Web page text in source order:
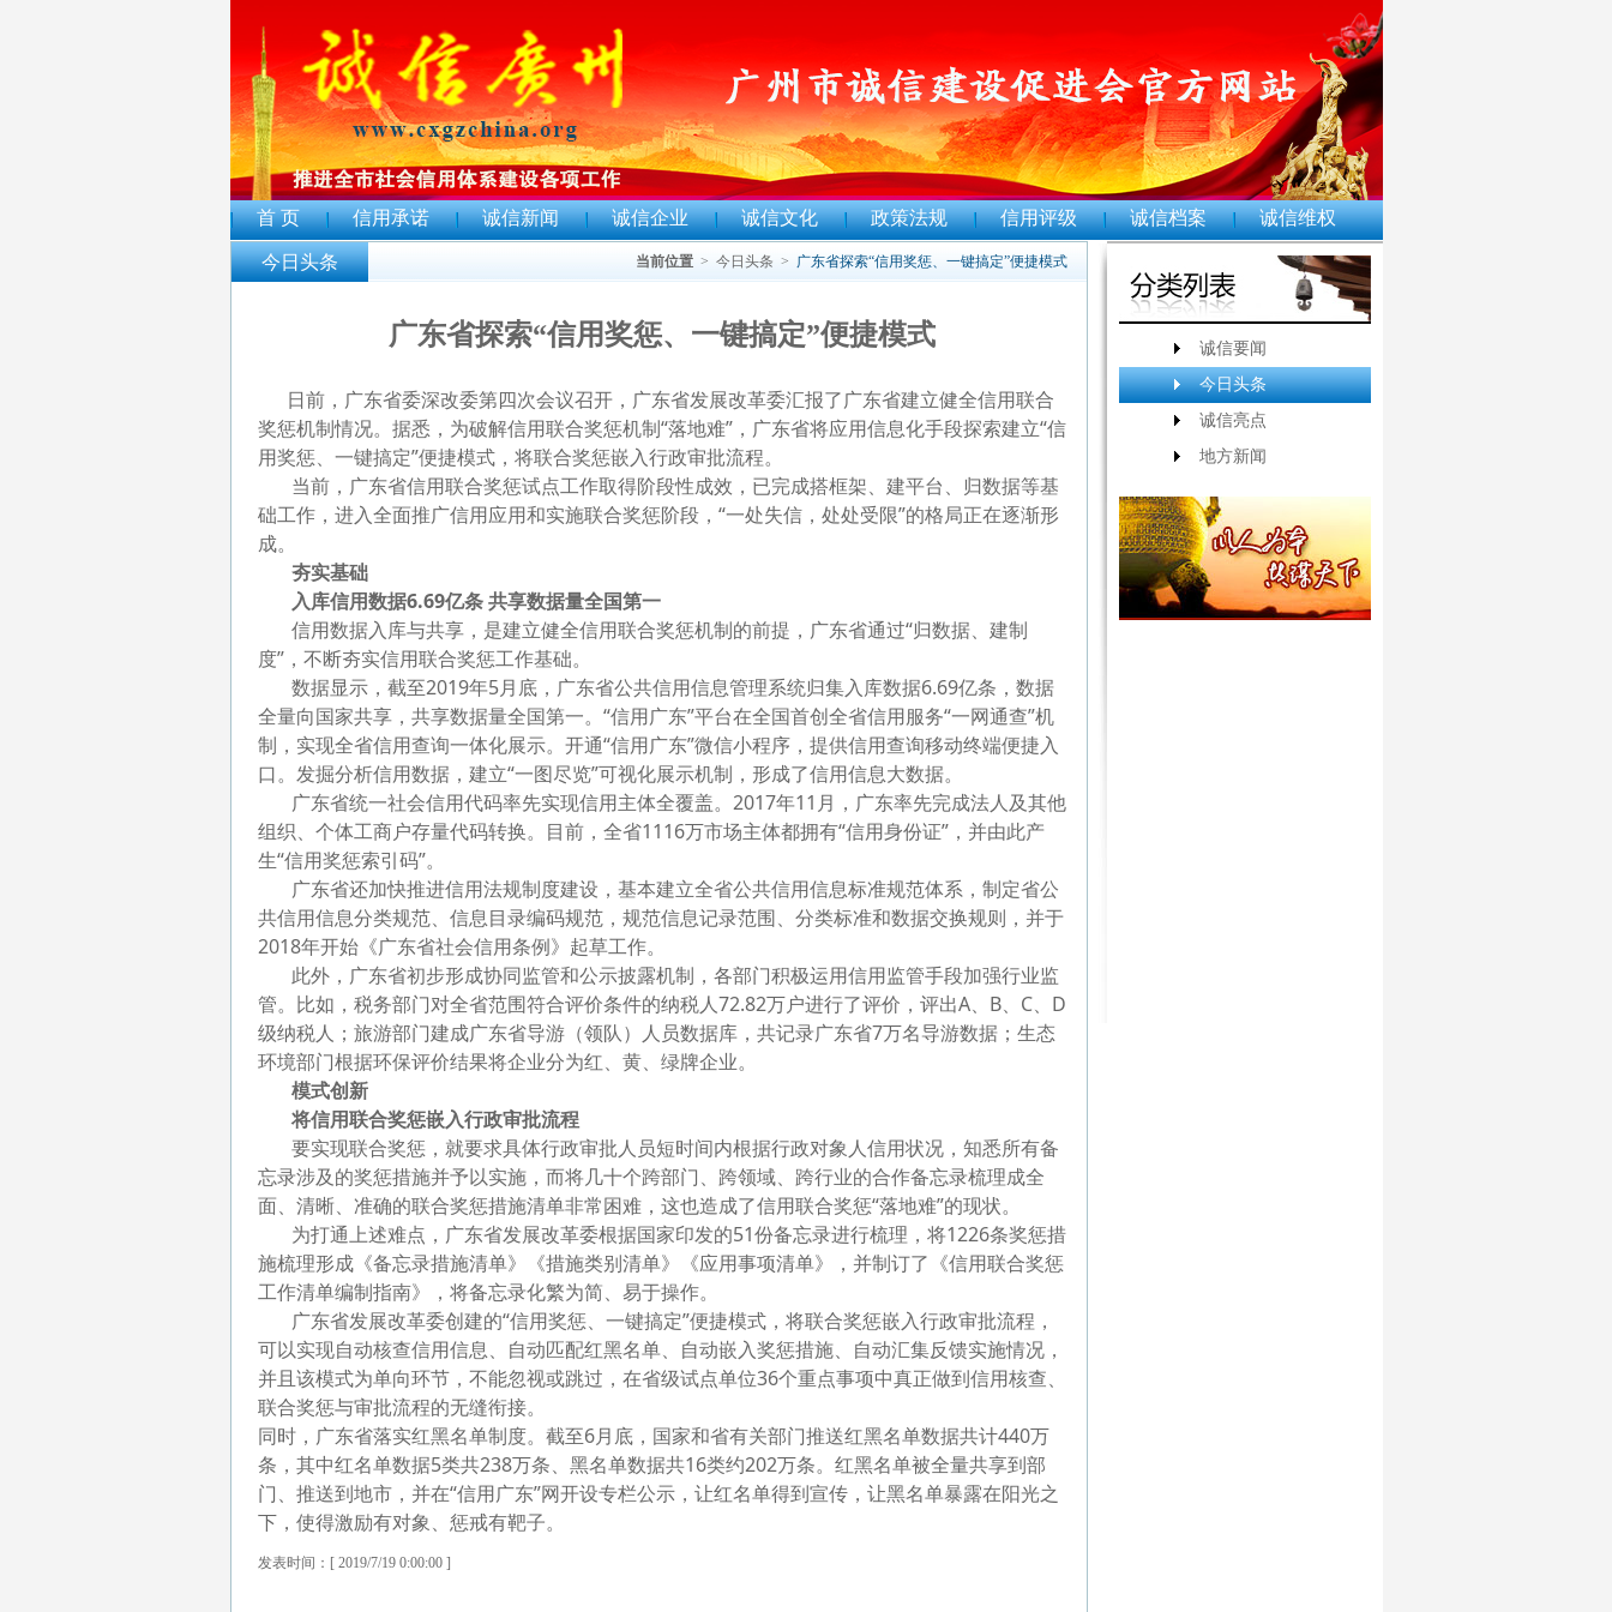
首 页 信用承诺 诚信新闻 诚信企业 诚信文化 政策法规 信用评级 诚信档案 诚信维权
今日头条 当前位置 > 今日头条 > 广东省探索“信用奖惩、一键搞定”便捷模式
广东省探索“信用奖惩、一键搞定”便捷模式
日前，广东省委深改委第四次会议召开，广东省发展改革委汇报了广东省建立健全信用联合
奖惩机制情况。据悉，为破解信用联合奖惩机制“落地难”，广东省将应用信息化手段探索建立“信
用奖惩、一键搞定”便捷模式，将联合奖惩嵌入行政审批流程。
当前，广东省信用联合奖惩试点工作取得阶段性成效，已完成搭框架、建平台、归数据等基
础工作，进入全面推广信用应用和实施联合奖惩阶段，“一处失信，处处受限”的格局正在逐渐形
成。
夯实基础
入库信用数据6.69亿条 共享数据量全国第一
信用数据入库与共享，是建立健全信用联合奖惩机制的前提，广东省通过“归数据、建制
度”，不断夯实信用联合奖惩工作基础。
数据显示，截至2019年5月底，广东省公共信用信息管理系统归集入库数据6.69亿条，数据
全量向国家共享，共享数据量全国第一。“信用广东”平台在全国首创全省信用服务“一网通查”机
制，实现全省信用查询一体化展示。开通“信用广东”微信小程序，提供信用查询移动终端便捷入
口。发掘分析信用数据，建立“一图尽览”可视化展示机制，形成了信用信息大数据。
广东省统一社会信用代码率先实现信用主体全覆盖。2017年11月，广东率先完成法人及其他
组织、个体工商户存量代码转换。目前，全省1116万市场主体都拥有“信用身份证”，并由此产
生“信用奖惩索引码”。
广东省还加快推进信用法规制度建设，基本建立全省公共信用信息标准规范体系，制定省公
共信用信息分类规范、信息目录编码规范，规范信息记录范围、分类标准和数据交换规则，并于
2018年开始《广东省社会信用条例》起草工作。
此外，广东省初步形成协同监管和公示披露机制，各部门积极运用信用监管手段加强行业监
管。比如，税务部门对全省范围符合评价条件的纳税人72.82万户进行了评价，评出A、B、C、D
级纳税人；旅游部门建成广东省导游（领队）人员数据库，共记录广东省7万名导游数据；生态
环境部门根据环保评价结果将企业分为红、黄、绿牌企业。
模式创新
将信用联合奖惩嵌入行政审批流程
要实现联合奖惩，就要求具体行政审批人员短时间内根据行政对象人信用状况，知悉所有备
忘录涉及的奖惩措施并予以实施，而将几十个跨部门、跨领域、跨行业的合作备忘录梳理成全
面、清晰、准确的联合奖惩措施清单非常困难，这也造成了信用联合奖惩“落地难”的现状。
为打通上述难点，广东省发展改革委根据国家印发的51份备忘录进行梳理，将1226条奖惩措
施梳理形成《备忘录措施清单》《措施类别清单》《应用事项清单》，并制订了《信用联合奖惩
工作清单编制指南》，将备忘录化繁为简、易于操作。
广东省发展改革委创建的“信用奖惩、一键搞定”便捷模式，将联合奖惩嵌入行政审批流程，
可以实现自动核查信用信息、自动匹配红黑名单、自动嵌入奖惩措施、自动汇集反馈实施情况，
并且该模式为单向环节，不能忽视或跳过，在省级试点单位36个重点事项中真正做到信用核查、
联合奖惩与审批流程的无缝衔接。
同时，广东省落实红黑名单制度。截至6月底，国家和省有关部门推送红黑名单数据共计440万
条，其中红名单数据5类共238万条、黑名单数据共16类约202万条。红黑名单被全量共享到部
门、推送到地市，并在“信用广东”网开设专栏公示，让红名单得到宣传，让黑名单暴露在阳光之
下，使得激励有对象、惩戒有靶子。
发表时间：[ 2019/7/19 0:00:00 ]
诚信要闻
今日头条
诚信亮点
地方新闻